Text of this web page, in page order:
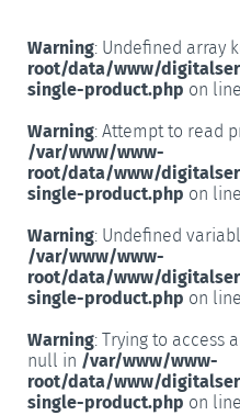
Warning: Undefined array
root/data/www/
single-product.php on line
Warning: Attempt to read
/var/www/www-
root/data/www/
single-product.php on line
Warning: Undefined
/var/www/www-
root/data/www/
single-product.php on line
Warning: Trying to access
null in /var/www/www-
root/data/www/
single-product.php on line